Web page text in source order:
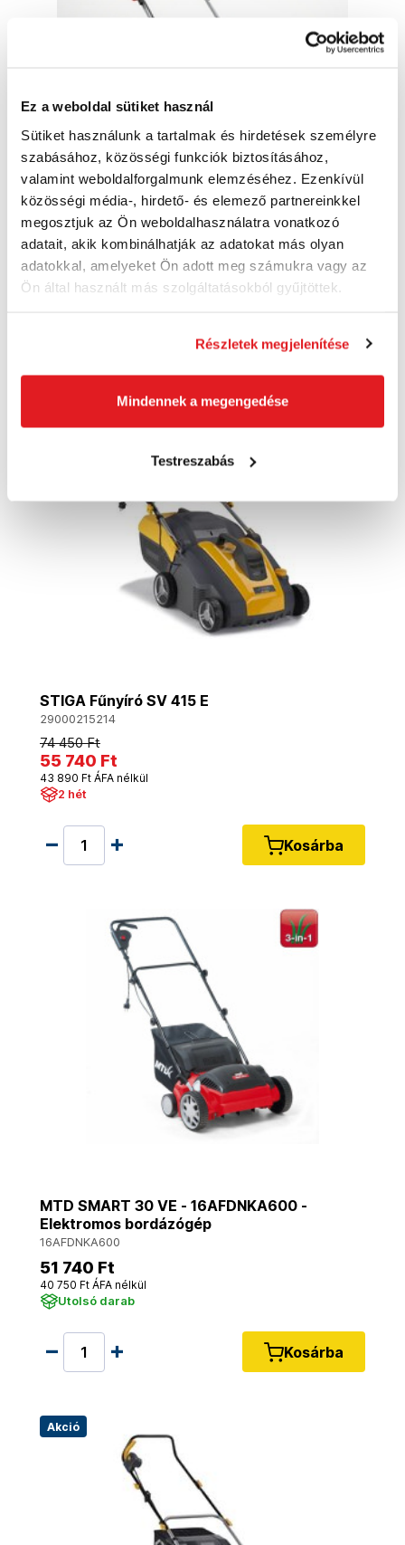
Ez a weboldal sütiket használ
Sütiket használunk a tartalmak és hirdetések személyre
szabásához, közösségi funkciók biztosításához,
valamint weboldalforgalmunk elemzéséhez. Ezenkívül
közösségi média-, hirdető- és elemező partnereinkkel
megosztjuk az Ön weboldalhasználatra vonatkozó
adatait, akik kombinálhatják az adatokat más olyan
adatokkal, amelyeket Ön adott meg számukra vagy az
Ön által használt más szolgáltatásokból gyűjtöttek.
Részletek megjelenítése
Mindennek a megengedése
Testreszabás
AL-KO Akku Irtóborona SF 4036 36 V -
113574
113574
69 210 Ft
54 500 Ft ÁFA nélkül
Utolsó darab
Kosárba
STIGA Fűnyíró SV 415 E
29000215214
74 450 Ft
55 740 Ft
43 890 Ft ÁFA nélkül
2 hét
Kosárba
MTD SMART 30 VE - 16AFDNKA600 -
Elektromos bordázógép
16AFDNKA600
51 740 Ft
40 750 Ft ÁFA nélkül
Utolsó darab
Kosárba
Akció